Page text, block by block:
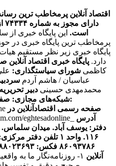
اقتصاد آنلاین پرمخاطب ترین
است.
پرمخاطب ترین پایگاه خبری در
پایگاه خبری زیر نظر مستقیم
دارد. پایگاه خبری اقتصاد آنلاین
کاظمی شورای سیاستگذاری:
عباسیان / هاشم آردم
محمدمهدی حسینی دبیر
شبکه‌های مجازی:صفحه رسمی اقتصادآنلاین در توییتر:
صفحه رسمی اقتصادآنلاین در
eghtesadonline_ آدرس
دفتر: یوسف آباد. میدان
۱۱۶. واحد ۱
۸۶۰۹۳۷۸۶ فکس: ۸۸۰۲۳۶۹۳
آنلاین
۱- روزنامه‌نگار ما به